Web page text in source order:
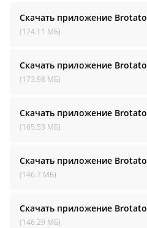
Скачать приложение Brotato
(174.11 МБ)
Скачать приложение Brotato
(173.98 МБ)
Скачать приложение Brotato
(165.53 МБ)
Скачать приложение Brotato
(146.7 МБ)
Скачать приложение Brotato
(146.29 МБ)